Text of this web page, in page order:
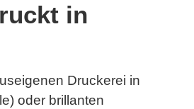
in
Druckerei in
oder brillanten